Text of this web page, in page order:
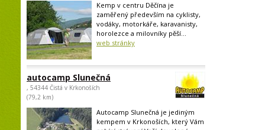
Kemp v centru Děčína je
zaměřený především na cyklisty,
vodáky, motorkáře, karavanisty,
horolezce a milovníky pěší...
web stránky
autocamp Slunečná
, 54344 Čistá v Krkonoších
(79,2 km)
Autocamp Slunečná je jediným
kempem v Krkonoších, který Vám